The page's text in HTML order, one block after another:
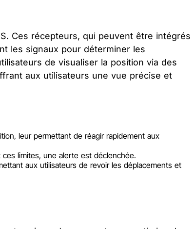
Ces récepteurs, qui peuvent être intégrés
les signaux pour déterminer les
de visualiser la position via des
aux utilisateurs une vue précise et
leur permettant de réagir rapidement aux
limites, une alerte est déclenchée.
aux utilisateurs de revoir les déplacements et